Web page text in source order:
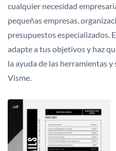
cualquier necesidad
pequeñas empresas,
presupuestos especializados.
adapte a tus objetivos y haz
la ayuda de las herramientas
Visme.